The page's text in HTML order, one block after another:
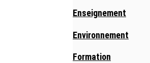
Enseignement
Environnement
Formation